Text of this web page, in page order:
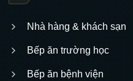
Nhà hàng & khách sạn
Bếp ăn trường học
Bếp ăn bệnh viện